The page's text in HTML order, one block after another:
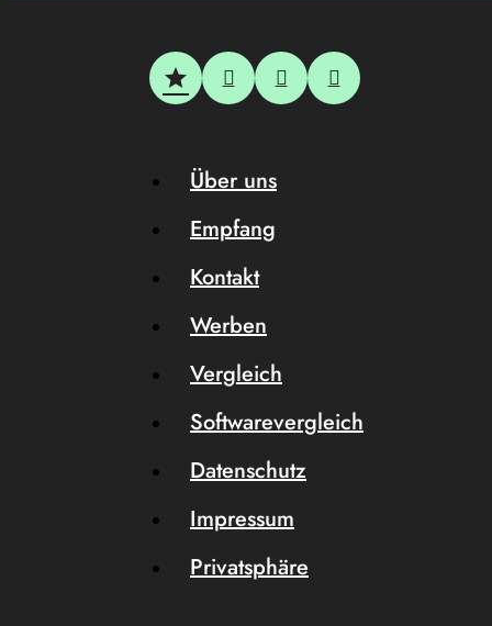
Über uns
Empfang
Kontakt
Werben
Vergleich
Softwarevergleich
Datenschutz
Impressum
Privatsphäre